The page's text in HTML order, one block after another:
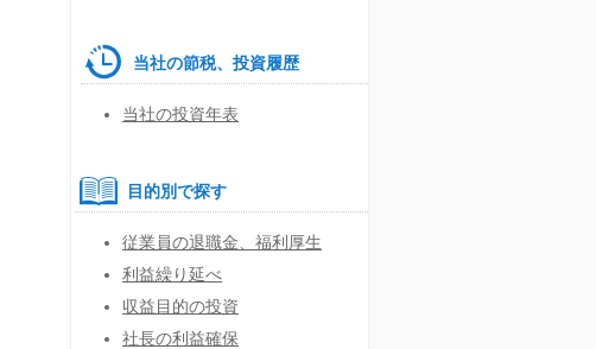
当社の節税、投資履歴
当社の投資年表
目的別で探す
従業員の退職金、福利厚生
利益繰り延べ
収益目的の投資
社長の利益確保